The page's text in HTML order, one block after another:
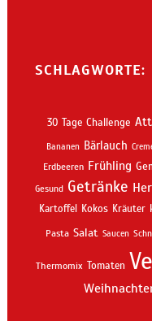
SCHLAGWORTE:
30 Tage Challenge
Bananen Bärlauch
Erdbeeren Frühling
Gesund Getränke
Kartoffel Kokos Kräuter
Pasta Salat Saucen
Thermomix Tomaten